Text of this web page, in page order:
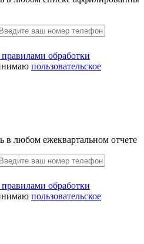
правилами обработки
пользовательское
в любом ежеквартальном отчете
правилами обработки
пользовательское